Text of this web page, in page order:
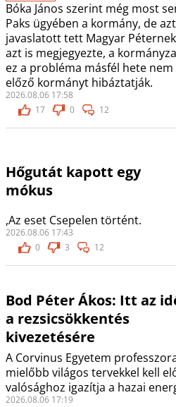
Bóka János szerint még most
Paks ügyében a kormány, de
javaslatott tett Magyar
azt is megjegyezte, a
ez a probléma másfél hete
előző kormányt hibáztatják.
2026.08.06 17:58
17
0 12
Hőgutát kapott egy
mókus
,Az eset Csepelen történt.
2026.08.06 17:43
0
3 12
Bod Péter Ákos: Itt az
a rezsicsökkentés
kivezetésére
A Corvinus Egyetem
mielőbb világos tervekkel kell
valósághoz igazítja a hazai
2026.08.06 17:19